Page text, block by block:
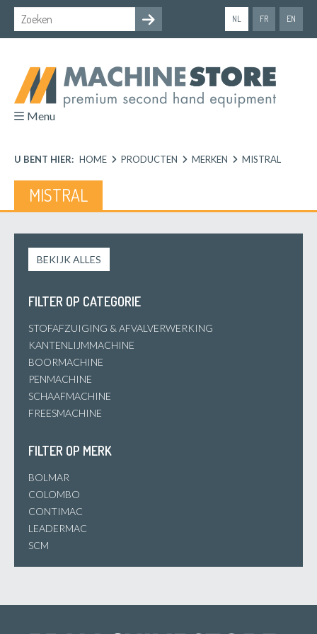
NL FR EN
Menu
U BENT HIER: HOME PRODUCTEN MERKEN MISTRAL
MISTRAL
BEKIJK ALLES
FILTER OP CATEGORIE
STOFAFZUIGING & AFVALVERWERKING
KANTENLIJMMACHINE
BOORMACHINE
PENMACHINE
SCHAAFMACHINE
FREESMACHINE
FILTER OP MERK
BOLMAR
COLOMBO
CONTIMAC
LEADERMAC
SCM